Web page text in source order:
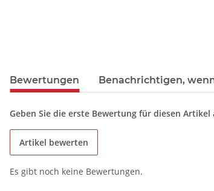
Bewertungen Benachrichtigen,
Geben Sie die erste Bewertung für diesen
Artikel bewerten
Es gibt noch keine Bewertungen.